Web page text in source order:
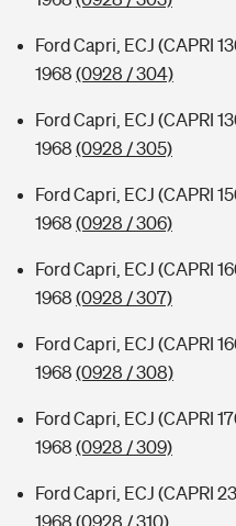
Kinderunfall-Check: Mehr
Typklassen: So ist Ihr Auto
Sie haben Fragen?
Ford Capri, ECJ (CAPRI
1968 (0928 / 304)
Ford Capri, ECJ (CAPRI
1968 (0928 / 305)
Ford Capri, ECJ (CAPRI
1968 (0928 / 306)
Ford Capri, ECJ (CAPRI
1968 (0928 / 307)
Ford Capri, ECJ (CAPRI
1968 (0928 / 308)
Ford Capri, ECJ (CAPRI
1968 (0928 / 309)
Ford Capri, ECJ (CAPRI
1968 (0928 / 310)